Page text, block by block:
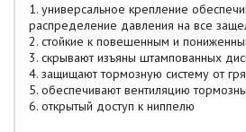
1. универсальное крепление
распределение давления на все
2. стойкие к повешенным и
3. скрывают изъяны штампованных
4. защищают тормозную систему от
5. обеспечивают вентиляцию
6. открытый доступ к ниппелю